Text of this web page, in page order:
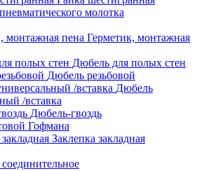
молотка
Герметик, монтажная
Дюбель для полых стен
Дюбель резьбовой
Дюбель
/вставка
Дюбель-гвоздь
Гофмана
Заклепка закладная